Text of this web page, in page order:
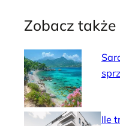
Zobacz także
Ile